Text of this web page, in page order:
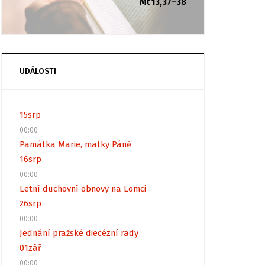
Mt 13,37–38
UDÁLOSTI
15srp
00:00
Památka Marie, matky Páně
16srp
00:00
Letní duchovní obnovy na Lomci
26srp
00:00
Jednání pražské diecézní rady
01zář
00:00